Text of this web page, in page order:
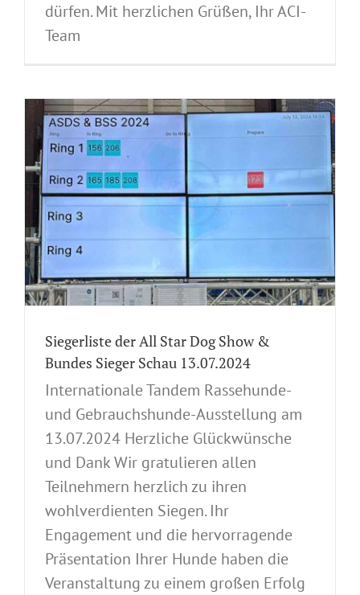
dürfen. Mit herzlichen Grüßen, Ihr ACI-
Team
Siegerliste der All Star Dog Show &
Bundes Sieger Schau 13.07.2024
Internationale Tandem Rassehunde-
und Gebrauchshunde-Ausstellung am
13.07.2024 Herzliche Glückwünsche
und Dank Wir gratulieren allen
Teilnehmern herzlich zu ihren
wohlverdienten Siegen. Ihr
Engagement und die hervorragende
Präsentation Ihrer Hunde haben die
Veranstaltung zu einem großen Erfolg